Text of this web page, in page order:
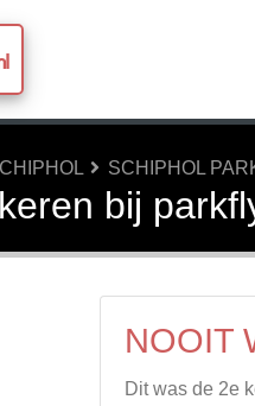
SCHIPHOL
bij
NOOIT
Dit was de 2e